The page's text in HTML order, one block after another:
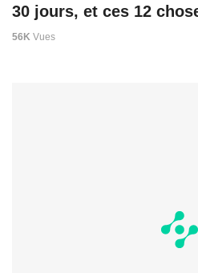
30 jours, et ces 12
56K Vues